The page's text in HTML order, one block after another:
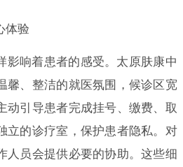
体验
影响着患者的感受。太原肤康中
馨、整洁的就医氛围，候诊区宽
动引导患者完成挂号、缴费、取
立的诊疗室，保护患者隐私。对
人员会提供必要的协助。这些细